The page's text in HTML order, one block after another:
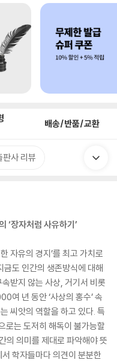
배송/반품/교환
판사 리뷰
‘장자처럼 사유하기’
자유의 경지’를 최고 가치로
도 인간의 생존방식에 대해
받지 않는 사상, 거기서 비롯
여 년 동안 ‘사상의 홍수’ 속
씨앗의 역할을 하고 있다. 특
로는 도저히 해독이 불가능할
의 의미를 제대로 파악해야 뜻
학자들마다 의견이 분분한